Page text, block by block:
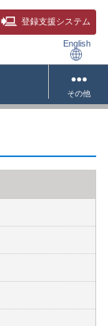
登録支援システム
English
その他